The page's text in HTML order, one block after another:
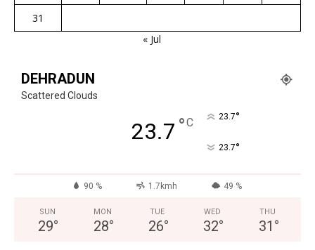
31
« Jul
DEHRADUN
Scattered Clouds
23.7 °C 23.7°
23.7°
90 % 1.7kmh 49 %
SUN
29°
MON
28°
TUE
26°
WED
32°
THU
31 °